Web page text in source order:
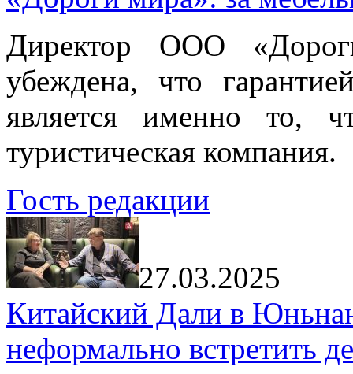
Директор ООО
убеждена, что
является именно то,
туристическая компания.
Гость редакции
27.03.2025
Китайский Дали в
неформально встретить